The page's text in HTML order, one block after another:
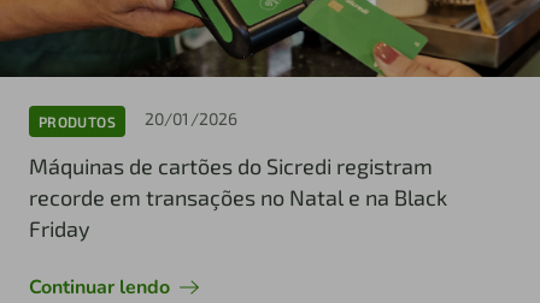
PRODUTOS 20/01/2026
Máquinas de cartões do Sicredi registram
recorde em transações no Natal e na Black
Friday
Continuar lendo